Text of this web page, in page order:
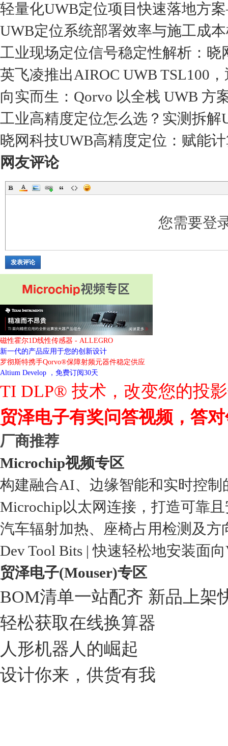
轻量化UWB定位项目快速落地方
UWB定位系统部署效率与施工成
工业现场定位信号稳定性解析：
英飞凌推出AIROC UWB TSL100
向实而生：Qorvo 以全栈 UWB 方
工业高精度定位怎么选？实测拆
晓网科技UWB高精度定位：赋能
网友评论
您需要登
发表评论
磁性霍尔1D线性传感器 - ALLEGRO
新一代的产品应用于您的创新设计
罗彻斯特携手Qorvo®保障射频元器件稳定供应
Altium Develop ，免费订阅30天
TI DLP® 技术，改变您的投
贸泽电子有奖问答视频，答
厂商推荐
Microchip视频专区
构建融合AI、边缘智能和实时控制
Microchip以太网连接，打造可靠
汽车辐射加热、座椅占用检测及
Dev Tool Bits | 快速轻松地安装面
贸泽电子(Mouser)专区
BOM清单一站配齐 新品上架
轻松获取在线换算器
人形机器人的崛起
设计你来，供货有我